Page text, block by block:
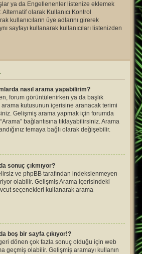
ya da Engellenenler listenize eklemek
Alternatif olarak Kullanıcı Kontrol
kullanıcıların üye adlarını girerek
sayfayı kullanarak kullanıcıları listenizden
nasıl arama yapabilirim?
forum görüntülenirken ya da başlık
kutusunun içerisine aranacak terimi
Gelişmiş arama yapmak için forumda
bağlantısına tıklayabilirsiniz. Arama
temaya bağlı olarak değişebilir.
sonuç çıkmıyor?
ve phpBB tarafından indekslenmeyen
olabilir. Gelişmiş Arama içerisindeki
seçenekleri kullanarak arama
boş bir sayfa çıkıyor!?
dönen çok fazla sonuç olduğu için web
geçmiş olabilir. Gelişmiş aramayı kullanın